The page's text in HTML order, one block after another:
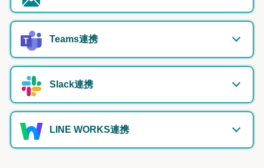
Teams連携
Slack連携
LINE WORKS連携